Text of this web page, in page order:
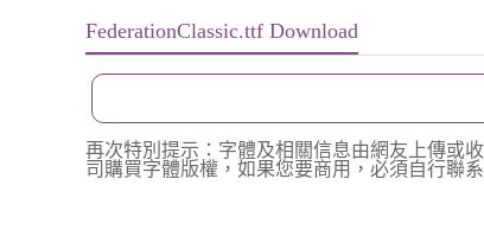
FederationClassic.ttf Download
再次特別提示：字體及相關信息由網友上傳或
司購買字體版權，如果您要商用，必須自行聯